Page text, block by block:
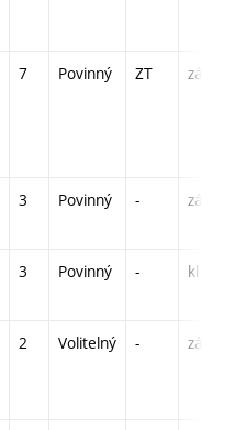
7 Povinný ZT zá,zk
3 Povinný - zá,zk
3 Povinný - kl
2 Volitelný - zá